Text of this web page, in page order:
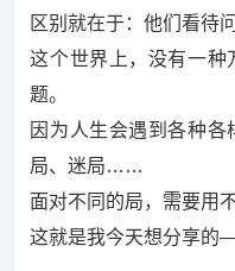
区别就在于：他们看待
这个世界上，没有一种
题。
因为人生会遇到各种
局、迷局……
面对不同的局，需要用
这就是我今天想分享的